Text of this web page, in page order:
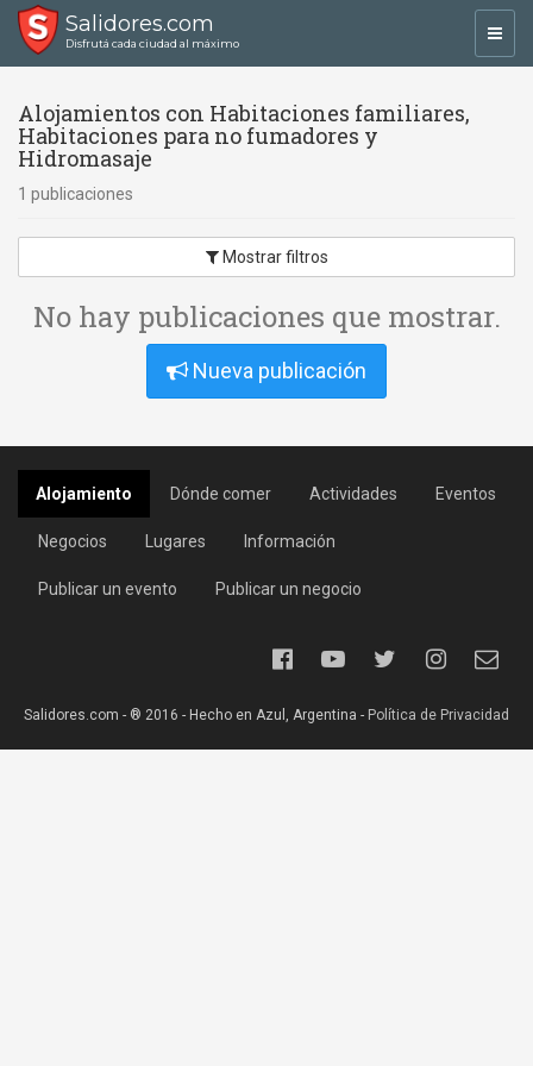
Salidores.com
Disfrutá cada ciudad al máximo
Alojamientos con Habitaciones familiares,
Habitaciones para no fumadores y
Hidromasaje
1 publicaciones
Mostrar filtros
No hay publicaciones que mostrar.
Nueva publicación
Alojamiento Dónde comer Actividades Eventos
Negocios Lugares Información
Publicar un evento Publicar un negocio
Salidores.com - ® 2016 - Hecho en Azul, Argentina - Política de Privacidad